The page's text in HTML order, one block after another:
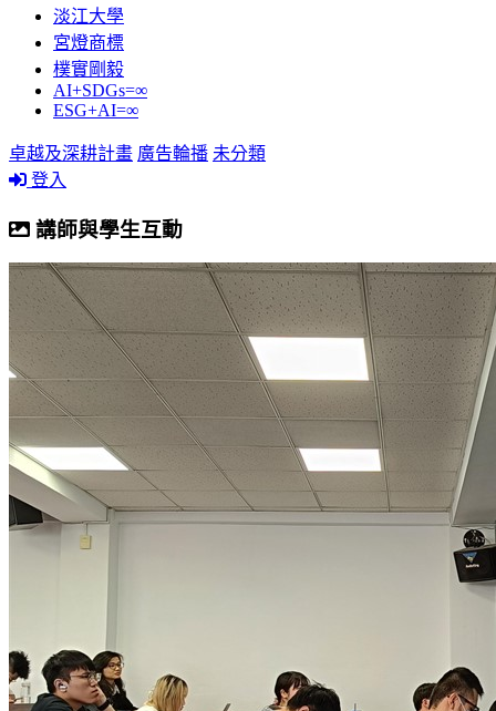
淡江大學
宮燈商標
樸實剛毅
AI+SDGs=∞
ESG+AI=∞
卓越及深耕計畫 廣告輪播 未分類
登入
講師與學生互動